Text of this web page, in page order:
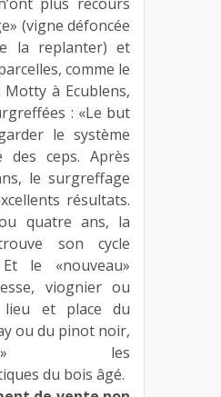
(vigne défoncée
la replanter) et
comme le
à Ecublens,
: «Le but
le système
des ceps. Après
le surgreffage
résultats.
quatre ans, la
son cycle
le «nouveau»
viognier ou
et place du
ou du pinot noir,
les
du bois âgé.